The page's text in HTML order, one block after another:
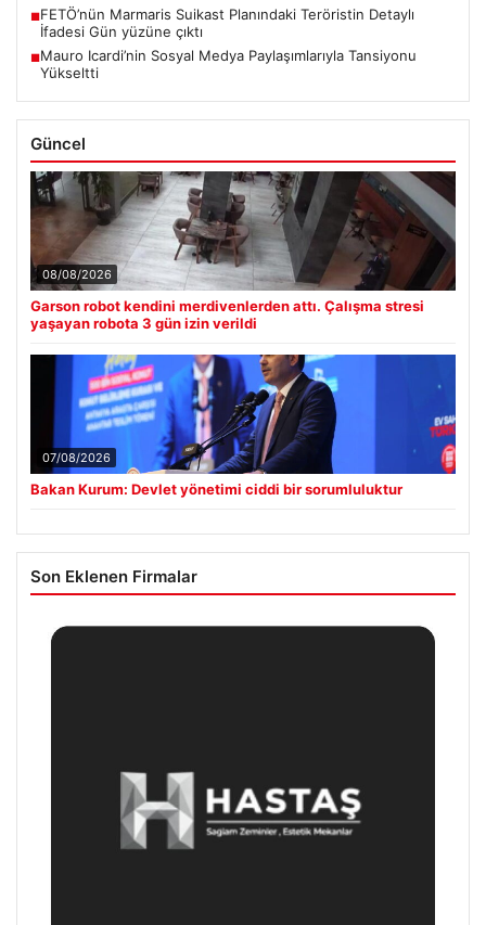
■FETÖ’nün Marmaris Suikast Planındaki Teröristin Detaylı
İfadesi Gün yüzüne çıktı
■Mauro Icardi’nin Sosyal Medya Paylaşımlarıyla Tansiyonu
Yükseltti
Güncel
08/08/2026
Garson robot kendini merdivenlerden attı. Çalışma stresi
yaşayan robota 3 gün izin verildi
07/08/2026
Bakan Kurum: Devlet yönetimi ciddi bir sorumluluktur
Son Eklenen Firmalar